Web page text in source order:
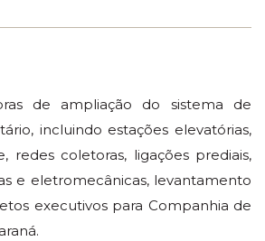
de ampliação do sistema de
incluindo estações elevatórias,
redes coletoras, ligações prediais,
e eletromecânicas, levantamento
executivos para Companhia de